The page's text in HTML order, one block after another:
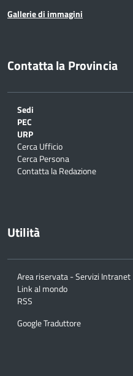
Gallerie di immagini
Contatta la Provincia
Sedi
PEC
URP
Cerca Ufficio
Cerca Persona
Contatta la Redazione
Utilità
Area riservata - Servizi Intranet
Link al mondo
RSS
Google Traduttore